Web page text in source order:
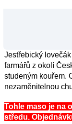
Jestřebický
farmářů z okolí
studeným kouřem.
nezaměnitelnou
Tohle maso je na
středu.